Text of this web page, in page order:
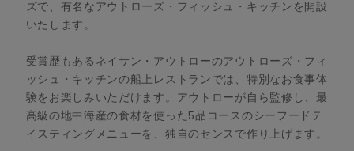
ズで、有名なアウトローズ・フィッシュ・キッチンを開設
いたします。
受賞歴もあるネイサン・アウトローのアウトローズ・フィ
ッシュ・キッチンの船上レストランでは、特別なお食事体
験をお楽しみいただけます。アウトローが自ら監修し、最
高級の地中海産の食材を使った5品コースのシーフードテ
イスティングメニューを、独自のセンスで作り上げます。